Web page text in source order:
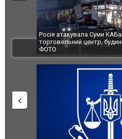
Суми КАБами: пошкоджено
центр, будинки, є постраждалі.
ВІДЕО